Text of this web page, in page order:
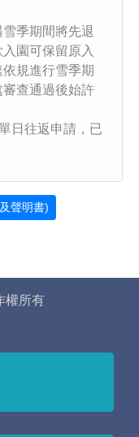
季期間將先退
園可保留原入
規進行雪季期
查通過後始許
日往返申請，已
聲明書)
權所有